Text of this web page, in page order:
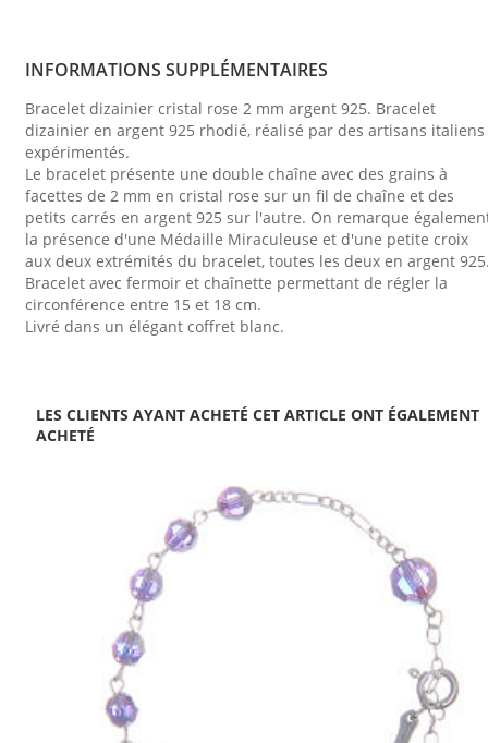
INFORMATIONS SUPPLÉMENTAIRES
Bracelet dizainier cristal rose 2 mm argent 925. Bracelet
dizainier en argent 925 rhodié, réalisé par des artisans italiens
expérimentés.
Le bracelet présente une double chaîne avec des grains à
facettes de 2 mm en cristal rose sur un fil de chaîne et des
petits carrés en argent 925 sur l'autre. On remarque
la présence d'une Médaille Miraculeuse et d'une petite croix
aux deux extrémités du bracelet, toutes les deux en argent
Bracelet avec fermoir et chaînette permettant de régler la
circonférence entre 15 et 18 cm.
Livré dans un élégant coffret blanc.
LES CLIENTS AYANT ACHETÉ CET ARTICLE ONT ÉGALEMENT
ACHETÉ